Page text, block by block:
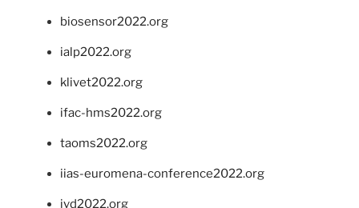
biosensor2022.org
ialp2022.org
klivet2022.org
ifac-hms2022.org
taoms2022.org
iias-euromena-conference2022.org
ivd2022.org